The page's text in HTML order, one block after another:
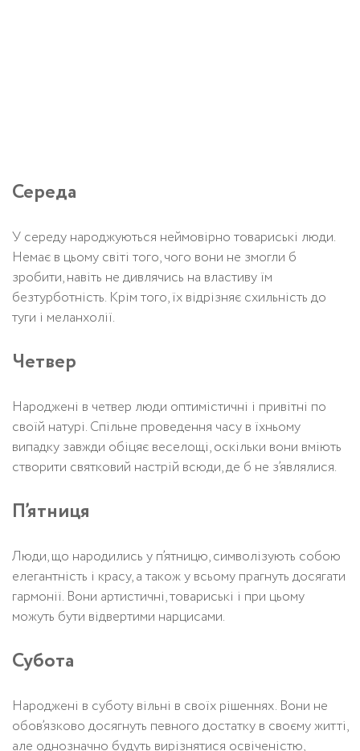
Середа
У середу народжуються неймовірно товариські люди.
Немає в цьому світі того, чого вони не змогли б
зробити, навіть не дивлячись на властиву їм
безтурботність. Крім того, їх відрізняє схильність до
туги і меланхолії.
Четвер
Народжені в четвер люди оптимістичні і привітні по
своїй натурі. Спільне проведення часу в їхньому
випадку завжди обіцяє веселощі, оскільки вони вміють
створити святковий настрій всюди, де б не з’являлися.
П’ятниця
Люди, що народились у п’ятницю, символізують собою
елегантність і красу, а також у всьому прагнуть досягати
гармонії. Вони артистичні, товариські і при цьому
можуть бути відвертими нарцисами.
Субота
Народжені в суботу вільні в своїх рішеннях. Вони не
обов’язково досягнуть певного достатку в своєму житті,
але однозначно будуть вирізнятися освіченістю,